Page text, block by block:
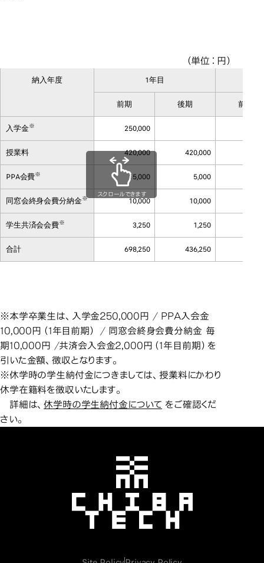
（単位：円）
納入年度 1年目
前期 後期 前期
入学金※ 250,000
授業料 420,000 420,000
PPA会費※ 15,000 5,000
同窓会終身会費分納金※ 10,000 10,000
学生共済会会費※ 3,250 1,250
合計 698,250 436,250
スクロールできます
※本学卒業生は、入学金250,000円 / PPA入会金
10,000円（1年目前期） / 同窓会終身会費分納金 毎
期10,000円 /共済会入会金2,000円（1年目前期）を
引いた金額、徴収となります。
※休学時の学生納付金につきましては、授業料にかわり
休学在籍料を徴収いたします。
詳細は、休学時の学生納付金について をご確認くだ
さい。
千葉工業大学